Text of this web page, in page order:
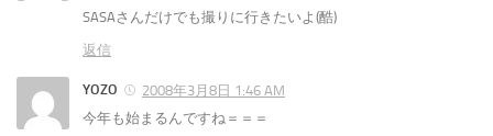
SASAさんだけでも撮りに行きたいよ(酷)
返信
YOZO
2008年3月8日 1:46 AM
今年も始まるんですね＝＝＝